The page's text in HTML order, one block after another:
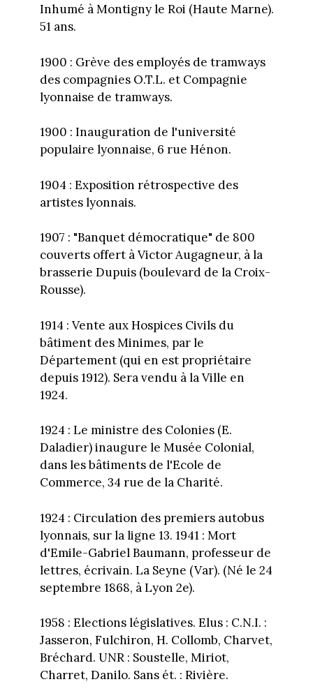
Inhumé à Montigny le Roi (Haute Marne).
51 ans.
1900 : Grève des employés de tramways
des compagnies O.T.L. et Compagnie
lyonnaise de tramways.
1900 : Inauguration de l'université
populaire lyonnaise, 6 rue Hénon.
1904 : Exposition rétrospective des
artistes lyonnais.
1907 : "Banquet démocratique" de 800
couverts offert à Victor Augagneur, à la
brasserie Dupuis (boulevard de la Croix-
Rousse).
1914 : Vente aux Hospices Civils du
bâtiment des Minimes, par le
Département (qui en est propriétaire
depuis 1912). Sera vendu à la Ville en
1924.
1924 : Le ministre des Colonies (E.
Daladier) inaugure le Musée Colonial,
dans les bâtiments de l'Ecole de
Commerce, 34 rue de la Charité.
1924 : Circulation des premiers autobus
lyonnais, sur la ligne 13. 1941 : Mort
d'Emile-Gabriel Baumann, professeur de
lettres, écrivain. La Seyne (Var). (Né le 24
septembre 1868, à Lyon 2e).
1958 : Elections législatives. Elus : C.N.I. :
Jasseron, Fulchiron, H. Collomb, Charvet,
Bréchard. UNR : Soustelle, Miriot,
Charret, Danilo. Sans ét. : Rivière.